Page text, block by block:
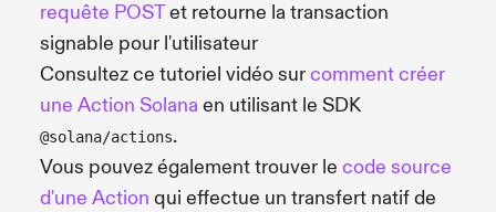
requête POSTet retourne la transaction
signable pour l'utilisateur
Consultez ce tutoriel vidéo surcomment créer
une Action Solana en utilisant le SDK
@solana/actions.
Vous pouvez également trouver le code source
d'une Action qui effectue un transfert natif de